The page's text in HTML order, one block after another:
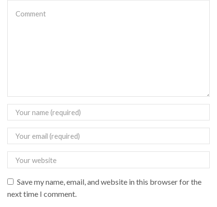
Save my name, email, and website in this browser for the
next time I comment.